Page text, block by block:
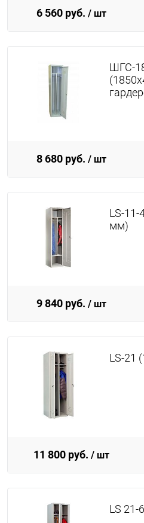
6 560 руб. / шт
ШГС-
8 680 руб. / шт
LS-11-
мм)
9 840 руб. / шт
LS-21
11 800 руб. / шт
LS